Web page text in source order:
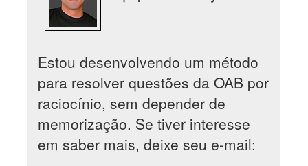
Estou desenvolvendo um método
para resolver questões da OAB por
raciocínio, sem depender de
memorização. Se tiver interesse
em saber mais, deixe seu e-mail: